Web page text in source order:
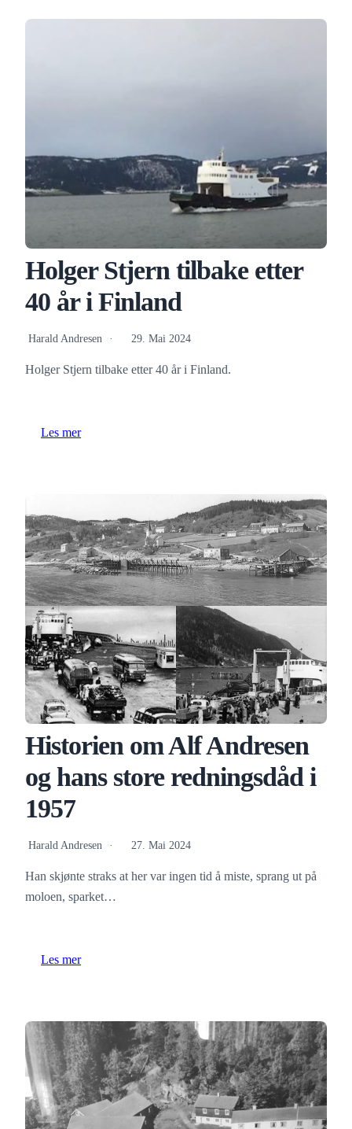
Holger Stjern tilbake etter
40 år i Finland
Harald Andresen 29. Mai 2024
Holger Stjern tilbake etter 40 år i Finland.
Les mer
Historien om Alf Andresen
og hans store redningsdåd i
1957
Harald Andresen 27. Mai 2024
Han skjønte straks at her var ingen tid å miste, sprang ut på
moloen, sparket…
Les mer